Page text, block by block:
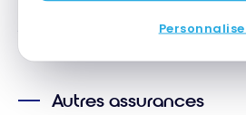
de couverture. Veuillez consulter
pour connaître les détails,
Autres assurances